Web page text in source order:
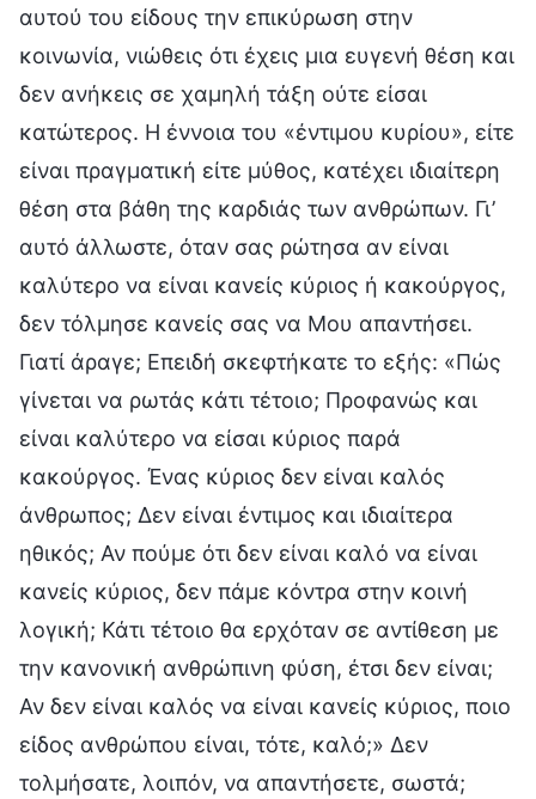
αυτού του είδους την επικύρωση στην
κοινωνία, νιώθεις ότι έχεις μια ευγενή θέση και
δεν ανήκεις σε χαμηλή τάξη ούτε είσαι
κατώτερος. Η έννοια του «έντιμου κυρίου», είτε
είναι πραγματική είτε μύθος, κατέχει ιδιαίτερη
θέση στα βάθη της καρδιάς των ανθρώπων. Γι’
αυτό άλλωστε, όταν σας ρώτησα αν είναι
καλύτερο να είναι κανείς κύριος ή κακούργος,
δεν τόλμησε κανείς σας να Μου απαντήσει.
Γιατί άραγε; Επειδή σκεφτήκατε το εξής: «Πώς
γίνεται να ρωτάς κάτι τέτοιο; Προφανώς και
είναι καλύτερο να είσαι κύριος παρά
κακούργος. Ένας κύριος δεν είναι καλός
άνθρωπος; Δεν είναι έντιμος και ιδιαίτερα
ηθικός; Αν πούμε ότι δεν είναι καλό να είναι
κανείς κύριος, δεν πάμε κόντρα στην κοινή
λογική; Κάτι τέτοιο θα ερχόταν σε αντίθεση με
την κανονική ανθρώπινη φύση, έτσι δεν είναι;
Αν δεν είναι καλός να είναι κανείς κύριος, ποιο
είδος ανθρώπου είναι, τότε, καλό;» Δεν
τολμήσατε, λοιπόν, να απαντήσετε, σωστά;